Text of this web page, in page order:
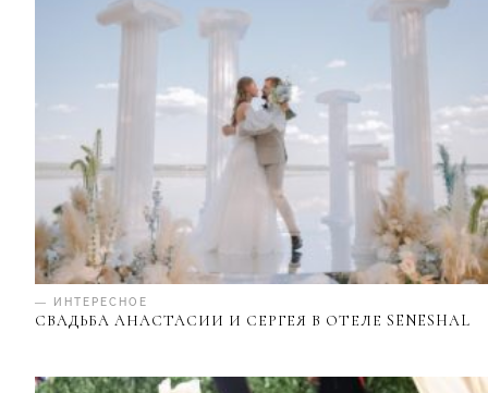
— ИНТЕРЕСНОЕ
СВАДЬБА АНАСТАСИИ И СЕРГЕЯ В ОТЕЛЕ SENESHAL